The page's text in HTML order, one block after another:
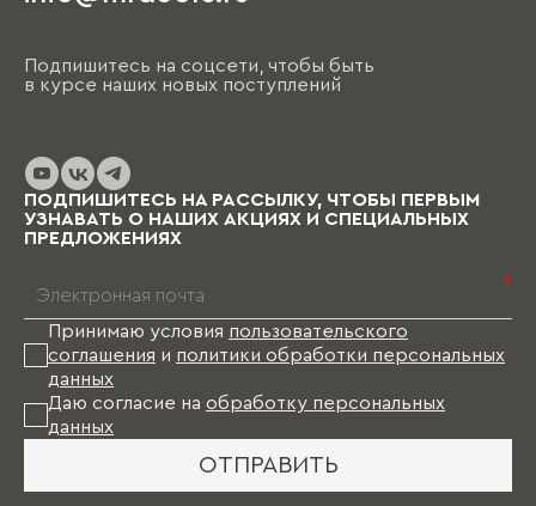
Подпишитесь на соцсети, чтобы быть
в курсе наших новых поступлений
ПОДПИШИТЕСЬ НА РАССЫЛКУ, ЧТОБЫ ПЕРВЫМ
УЗНАВАТЬ О НАШИХ АКЦИЯХ И СПЕЦИАЛЬНЫХ
ПРЕДЛОЖЕНИЯХ
*
Принимаю условия пользовательского
соглашения и политики обработки персональных
данных
Даю согласие на обработку персональных
данных
ОТПРАВИТЬ